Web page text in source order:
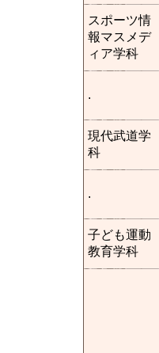
スポーツ情
報マスメデ
ィア学科
.
現代武道学
科
.
子ども運動
教育学科